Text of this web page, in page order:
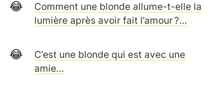
Comment une blonde allume-t-elle la
lumière après avoir fait l’amour ?…
C’est une blonde qui est avec une
amie…